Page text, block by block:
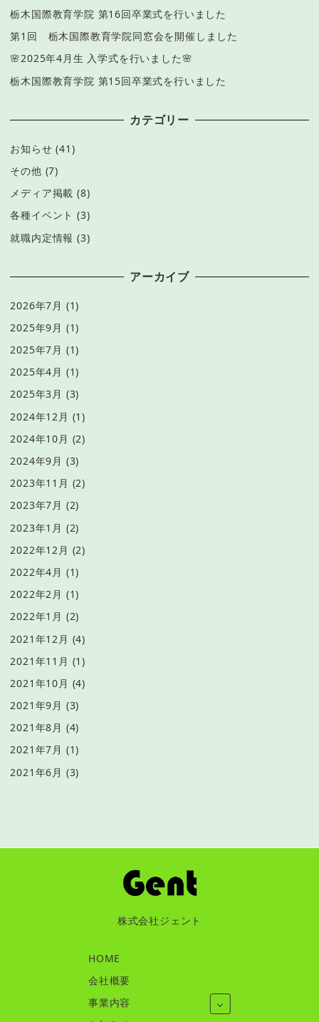
栃木国際教育学院 第16回卒業式を行いました
第1回 栃木国際教育学院同窓会を開催しました
🌸2025年4月生 入学式を行いました🌸
栃木国際教育学院 第15回卒業式を行いました
カテゴリー
お知らせ (41)
その他 (7)
メディア掲載 (8)
各種イベント (3)
就職内定情報 (3)
アーカイブ
2026年7月 (1)
2025年9月 (1)
2025年7月 (1)
2025年4月 (1)
2025年3月 (3)
2024年12月 (1)
2024年10月 (2)
2024年9月 (3)
2023年11月 (2)
2023年7月 (2)
2023年1月 (2)
2022年12月 (2)
2022年4月 (1)
2022年2月 (1)
2022年1月 (2)
2021年12月 (4)
2021年11月 (1)
2021年10月 (4)
2021年9月 (3)
2021年8月 (4)
2021年7月 (1)
2021年6月 (3)
株式会社ジェント
HOME
会社概要
事業内容